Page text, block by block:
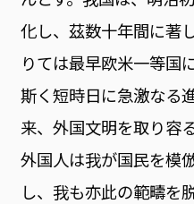
化し、茲数十年間に著
りては最早欧米一等国
斯く短時日に急激なる
来、外国文明を取り容
外国人は我が国民を模
し、我も亦此の範疇を